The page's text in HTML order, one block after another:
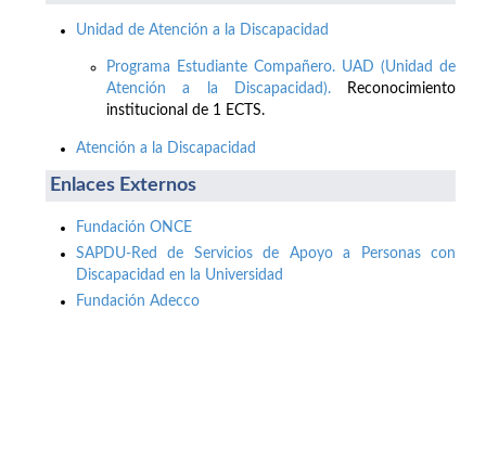
Unidad de Atención a la Discapacidad
Programa Estudiante Compañero. UAD (Unidad de
Atención a la Discapacidad).Reconocimiento
institucional de 1 ECTS.
Atención a la Discapacidad
Enlaces Externos
Fundación ONCE
SAPDU-Red de Servicios de Apoyo a Personas con
Discapacidad en la Universidad
Fundación Adecco